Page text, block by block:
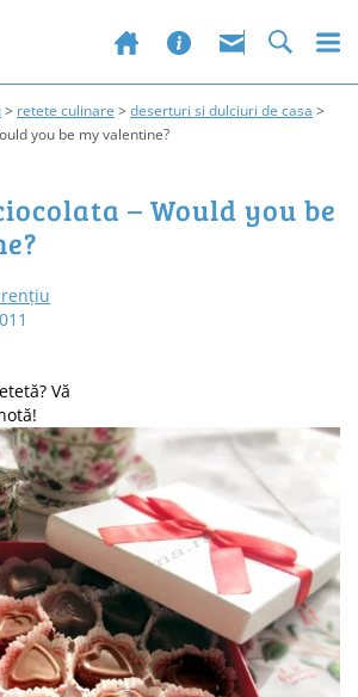
> retete culinare > deserturi si dulciuri de casa >
you be my valentine?
– Would you be
Vă